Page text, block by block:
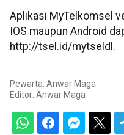
Aplikasi MyTelkomsel
IOS maupun Android
http://tsel.id/mytseldl.
Pewarta: Anwar Maga
Editor: Anwar Maga